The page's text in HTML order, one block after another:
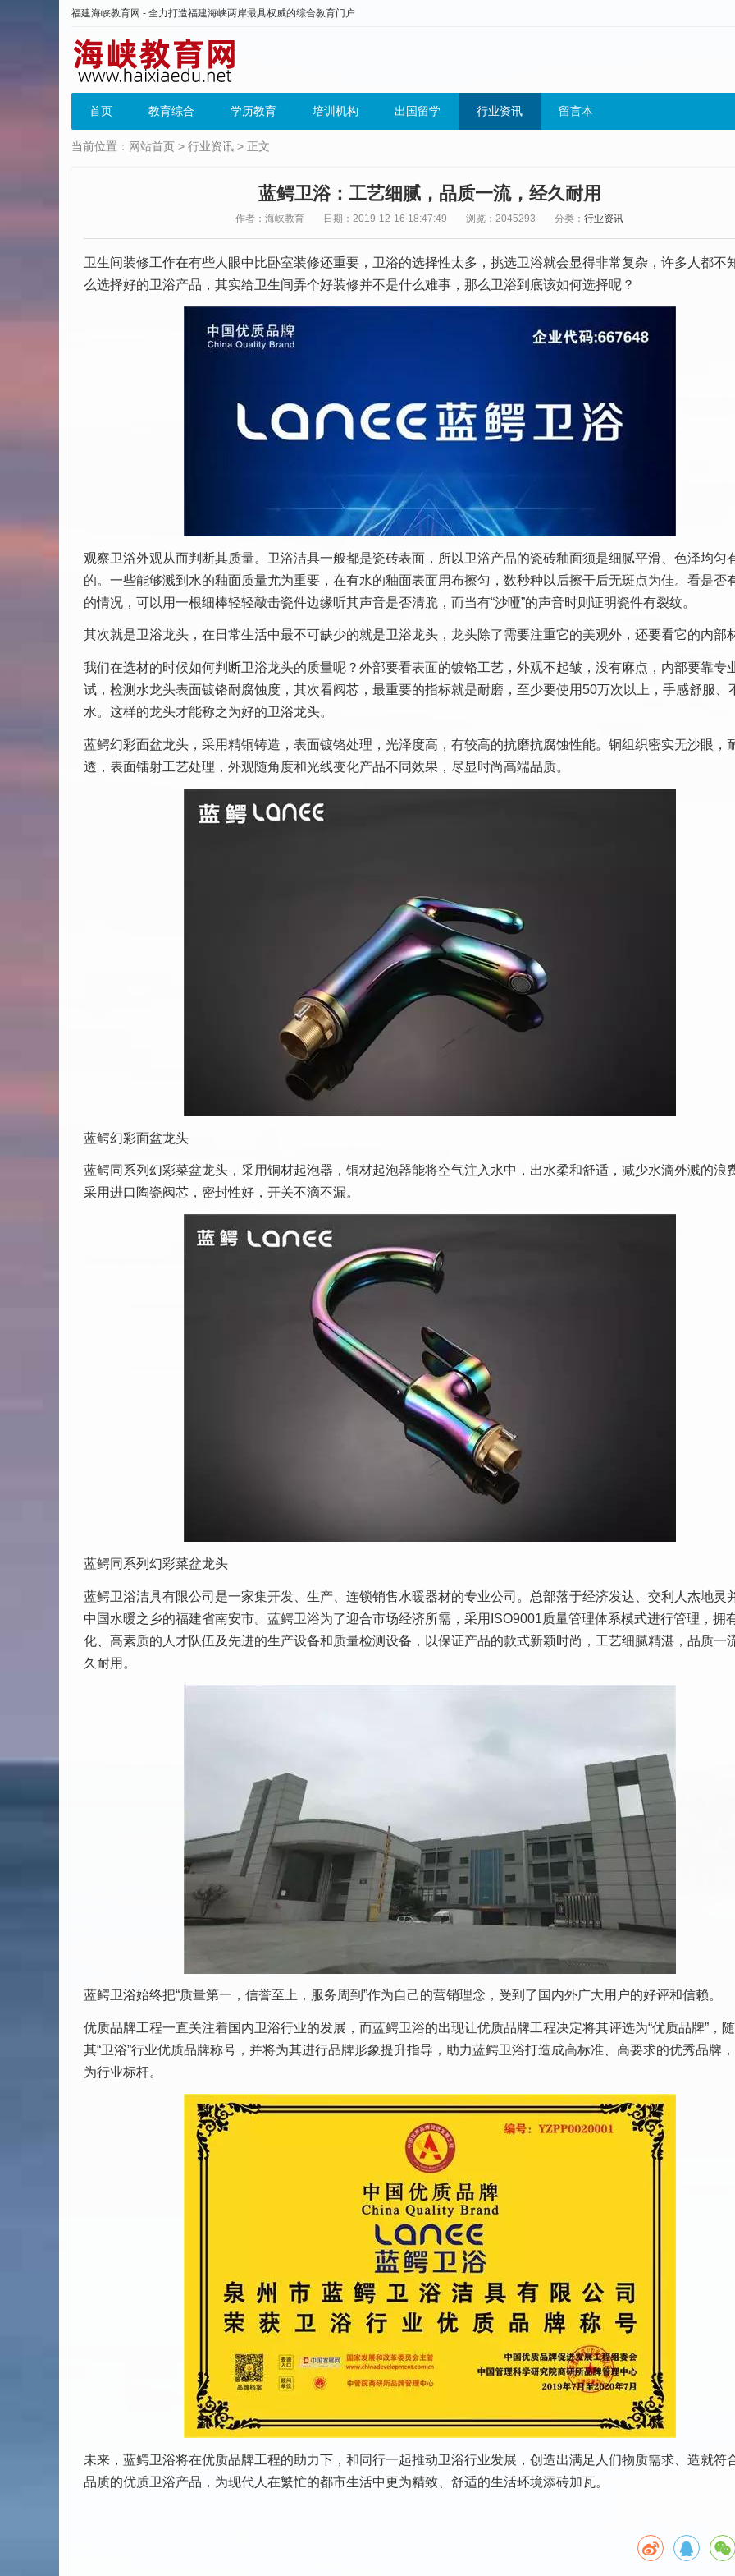
福建海峡教育网 - 全力打造福建海峡两岸最具权威的综合教育门户
首页 教育综合 学历教育 培训机构 出国留学 行业资讯 留言本
当前位置： 网站首页 > 行业资讯 > 正文
蓝鳄卫浴：工艺细腻，品质一流，经久耐用
作者：海峡教育 日期：2019-12-16 18:47:49 浏览：2045293 分类：行业资讯
卫生间装修工作在有些人眼中比卧室装修还重要，卫浴的选择性太多，挑选卫浴就会显得非常复杂，许多人都不
么选择好的卫浴产品，其实给卫生间弄个好装修并不是什么难事，那么卫浴到底该如何选择呢？
观察卫浴外观从而判断其质量。卫浴洁具一般都是瓷砖表面，所以卫浴产品的瓷砖釉面须是细腻平滑、色泽均匀
的。一些能够溅到水的釉面质量尤为重要，在有水的釉面表面用布擦匀，数秒种以后擦干后无斑点为佳。看是否
的情况，可以用一根细棒轻轻敲击瓷件边缘听其声音是否清脆，而当有“沙哑”的声音时则证明瓷件有裂纹。
其次就是卫浴龙头，在日常生活中最不可缺少的就是卫浴龙头，龙头除了需要注重它的美观外，还要看它的内部
我们在选材的时候如何判断卫浴龙头的质量呢？外部要看表面的镀铬工艺，外观不起皱，没有麻点，内部要靠专
试，检测水龙头表面镀铬耐腐蚀度，其次看阀芯，最重要的指标就是耐磨，至少要使用50万次以上，手感舒服、
水。这样的龙头才能称之为好的卫浴龙头。
蓝鳄幻彩面盆龙头，采用精铜铸造，表面镀铬处理，光泽度高，有较高的抗磨抗腐蚀性能。铜组织密实无沙眼，
透，表面镭射工艺处理，外观随角度和光线变化产品不同效果，尽显时尚高端品质。
蓝鳄幻彩面盆龙头
蓝鳄同系列幻彩菜盆龙头，采用铜材起泡器，铜材起泡器能将空气注入水中，出水柔和舒适，减少水滴外溅的浪
采用进口陶瓷阀芯，密封性好，开关不滴不漏。
蓝鳄同系列幻彩菜盆龙头
蓝鳄卫浴洁具有限公司是一家集开发、生产、连锁销售水暖器材的专业公司。总部落于经济发达、交利人杰地灵
中国水暖之乡的福建省南安市。蓝鳄卫浴为了迎合市场经济所需，采用ISO9001质量管理体系模式进行管理，拥
化、高素质的人才队伍及先进的生产设备和质量检测设备，以保证产品的款式新颖时尚，工艺细腻精湛，品质一
久耐用。
蓝鳄卫浴始终把“质量第一，信誉至上，服务周到”作为自己的营销理念，受到了国内外广大用户的好评和信赖。
优质品牌工程一直关注着国内卫浴行业的发展，而蓝鳄卫浴的出现让优质品牌工程决定将其评选为“优质品牌”，
其“卫浴”行业优质品牌称号，并将为其进行品牌形象提升指导，助力蓝鳄卫浴打造成高标准、高要求的优秀品牌
为行业标杆。
未来，蓝鳄卫浴将在优质品牌工程的助力下，和同行一起推动卫浴行业发展，创造出满足人们物质需求、造就符
品质的优质卫浴产品，为现代人在繁忙的都市生活中更为精致、舒适的生活环境添砖加瓦。